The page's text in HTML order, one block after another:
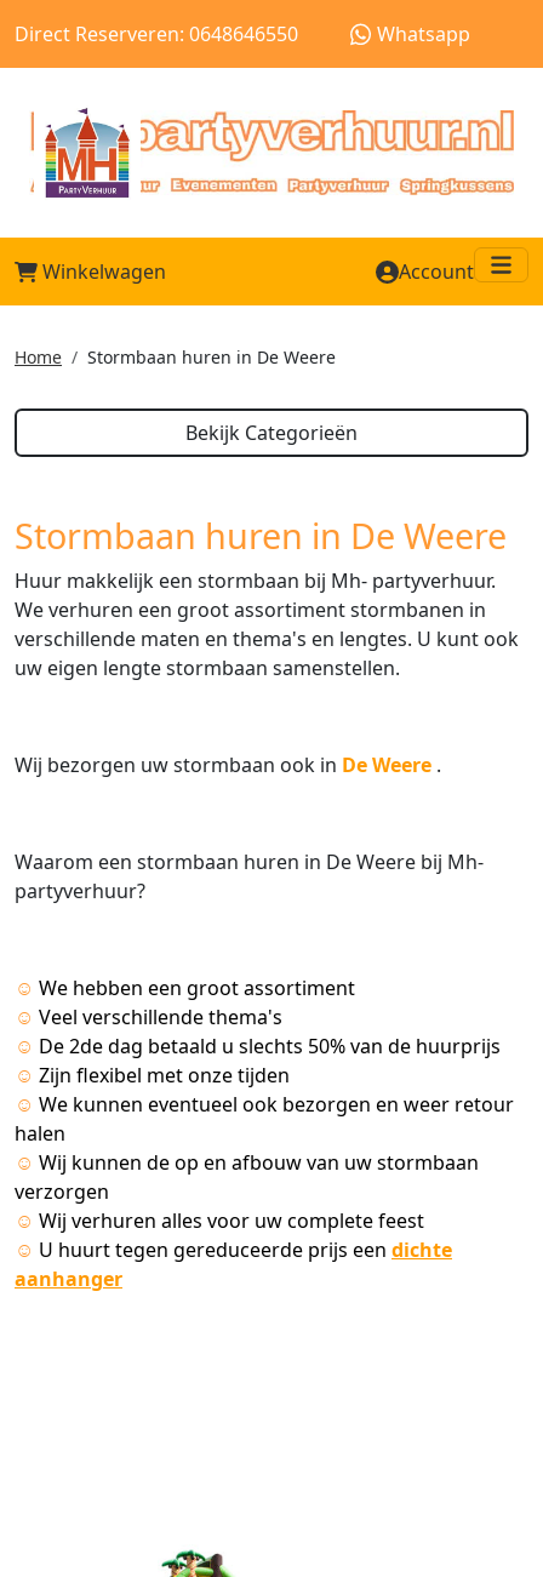
Direct Reserveren: 0648646550 Whatsapp
Winkelwagen Account
Home Stormbaan huren in De Weere
Bekijk Categorieën
Stormbaan huren in De Weere
Huur makkelijk een stormbaan bij Mh- partyverhuur.
We verhuren een groot assortiment stormbanen in
verschillende maten en thema's en lengtes. U kunt ook
uw eigen lengte stormbaan samenstellen.
Wij bezorgen uw stormbaan ook in De Weere .
Waarom een stormbaan huren in De Weere bij Mh-
partyverhuur?
☺ We hebben een groot assortiment
☺ Veel verschillende thema's
☺ De 2de dag betaald u slechts 50% van de huurprijs
☺ Zijn flexibel met onze tijden
☺ We kunnen eventueel ook bezorgen en weer retour
halen
☺ Wij kunnen de op en afbouw van uw stormbaan
verzorgen
☺ Wij verhuren alles voor uw complete feest
☺ U huurt tegen gereduceerde prijs een dichte
aanhanger